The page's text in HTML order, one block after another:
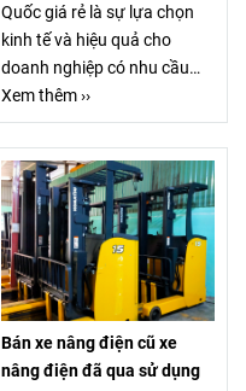
Quốc giá rẻ là sự lựa chọn
kinh tế và hiệu quả cho
doanh nghiệp có nhu cầu
vận chuyển, xếp dỡ hàng
hóa ngày càng tăng cao, xe
nâng đã trở thành thiết bị
không thể thiếu trong các
nhà máy, kho bãi và cảng
biển.Xe nâng dầu Trung
Quốc ngày càng được nhiều
doanh nghiệp Việt Nam lựa
chọn bởi mức giá hợp lý, hiệu
suất ổn định và khả năng
đáp ứng tốt nhu cầu thực tế.
Xem thêm ››
Bán xe nâng điện cũ xe
nâng điện đã qua sử dụng